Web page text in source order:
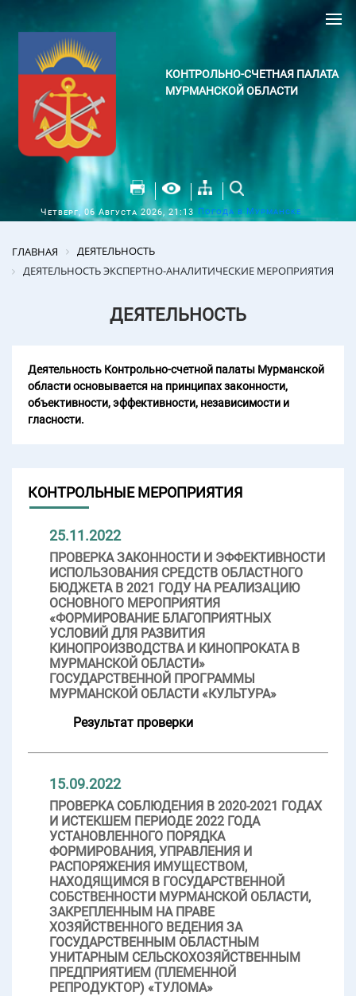
КОНТРОЛЬНО-СЧЕТНАЯ ПАЛАТА
МУРМАНСКОЙ ОБЛАСТИ
Четверг, 06 Августа 2026, 21:13 Погода в Мурманске
ГЛАВНАЯ
ДЕЯТЕЛЬНОСТЬ
ДЕЯТЕЛЬНОСТЬ ЭКСПЕРТНО-АНАЛИТИЧЕСКИЕ МЕРОПРИЯТИЯ
ДЕЯТЕЛЬНОСТЬ
Деятельность Контрольно-счетной палаты Мурманской
области основывается на принципах законности,
объективности, эффективности, независимости и
гласности.
КОНТРОЛЬНЫЕ МЕРОПРИЯТИЯ
25.11.2022
ПРОВЕРКА ЗАКОННОСТИ И ЭФФЕКТИВНОСТИ
ИСПОЛЬЗОВАНИЯ СРЕДСТВ ОБЛАСТНОГО
БЮДЖЕТА В 2021 ГОДУ НА РЕАЛИЗАЦИЮ
ОСНОВНОГО МЕРОПРИЯТИЯ
«ФОРМИРОВАНИЕ БЛАГОПРИЯТНЫХ
УСЛОВИЙ ДЛЯ РАЗВИТИЯ
КИНОПРОИЗВОДСТВА И КИНОПРОКАТА В
МУРМАНСКОЙ ОБЛАСТИ»
ГОСУДАРСТВЕННОЙ ПРОГРАММЫ
МУРМАНСКОЙ ОБЛАСТИ «КУЛЬТУРА»
Результат проверки
15.09.2022
ПРОВЕРКА СОБЛЮДЕНИЯ В 2020-2021 ГОДАХ
И ИСТЕКШЕМ ПЕРИОДЕ 2022 ГОДА
УСТАНОВЛЕННОГО ПОРЯДКА
ФОРМИРОВАНИЯ, УПРАВЛЕНИЯ И
РАСПОРЯЖЕНИЯ ИМУЩЕСТВОМ,
НАХОДЯЩИМСЯ В ГОСУДАРСТВЕННОЙ
СОБСТВЕННОСТИ МУРМАНСКОЙ ОБЛАСТИ,
ЗАКРЕПЛЕННЫМ НА ПРАВЕ
ХОЗЯЙСТВЕННОГО ВЕДЕНИЯ ЗА
ГОСУДАРСТВЕННЫМ ОБЛАСТНЫМ
УНИТАРНЫМ СЕЛЬСКОХОЗЯЙСТВЕННЫМ
ПРЕДПРИЯТИЕМ (ПЛЕМЕННОЙ
РЕПРОДУКТОР) «ТУЛОМА»